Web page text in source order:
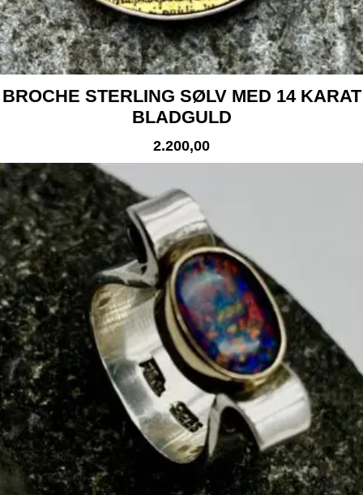
BROCHE STERLING SØLV MED 14 KARAT
BLADGULD
2.200,00